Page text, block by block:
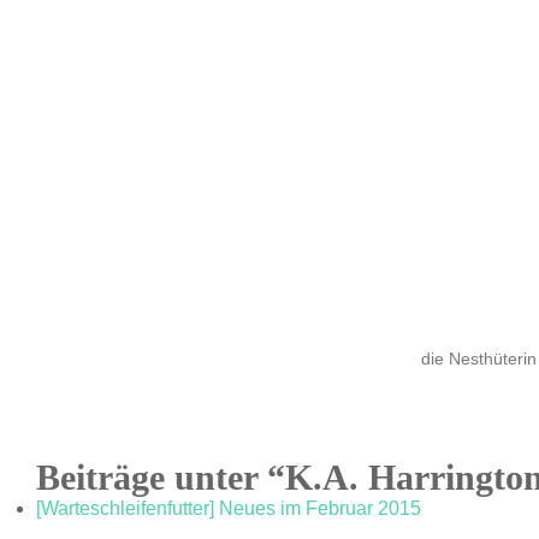
die Nesthüterin
Beiträge unter “K.A.
[Warteschleifenfutter] Neues im Februar 2015